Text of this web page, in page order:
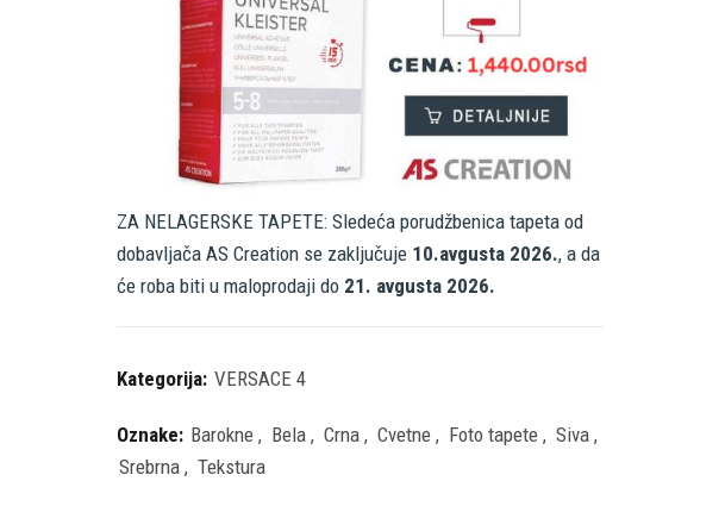
ZA NELAGERSKE TAPETE: Sledeća porudžbenica tapeta od
dobavljača AS Creation se zaključuje 10.avgusta 2026., a da
će roba biti u maloprodaji do 21. avgusta 2026.
Kategorija: VERSACE 4
Oznake: Barokne , Bela , Crna , Cvetne , Foto tapete , Siva ,
Srebrna , Tekstura